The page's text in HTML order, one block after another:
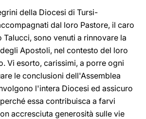
della Diocesi di Tursi-
dal loro Pastore, il caro
Talucci, sono venuti a rinnovare la
Apostoli, nel contesto del loro
Vi esorto, carissimi, a porre ogni
le conclusioni dell'Assemblea
l'intera Diocesi ed assicuro
essa contribuisca a farvi
accresciuta generosità sulle vie